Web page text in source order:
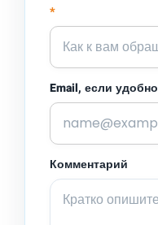
*
Email, если удобно
Комментарий